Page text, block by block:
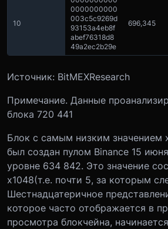
10
0000000000
003c5c9269d
93153a4eb8f
abef76318d8
49a2ec2b29e
696,345
Источник: BitMEXResearch
Примечание. Данные
блока 720 441
Блок с самым низким значением
был создан пулом Binance 15
уровне 634 842. Это значение
x1048(т.е. почти 5, за которым
Шестнадцатеричное
которое часто отображается в
просмотра блокчейна,